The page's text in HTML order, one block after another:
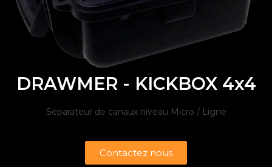
DRAWMER - KICKBOX 4x4
Séparateur de canaux niveau Micro / Ligne
Contactez nous